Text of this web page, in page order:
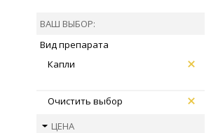
ВАШ ВЫБОР:
Вид препарата
Капли
Очистить выбор
ЦЕНА